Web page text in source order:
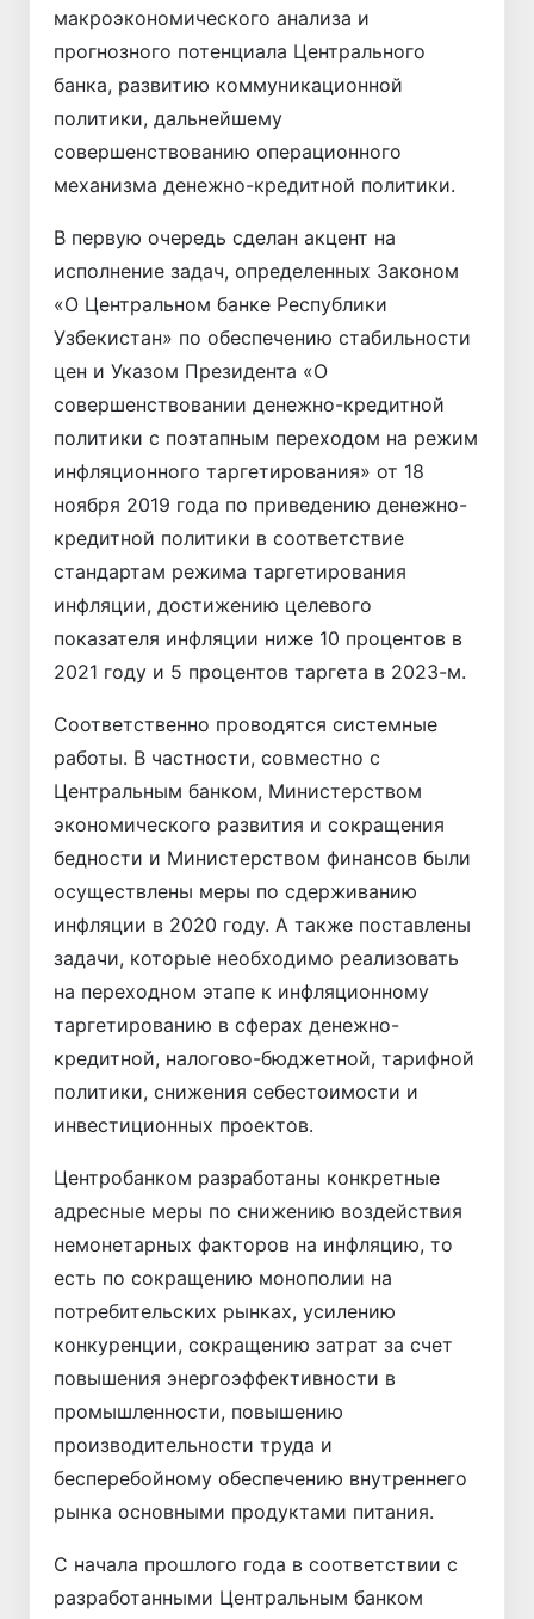
макроэкономического анализа и
прогнозного потенциала Центрального
банка, развитию коммуникационной
политики, дальнейшему
совершенствованию операционного
механизма денежно-кредитной политики.
В первую очередь сделан акцент на
исполнение задач, определенных Законом
«О Центральном банке Респуб­лики
Узбекистан» по обеспечению стабильности
цен и Указом Президента «О
совершенствовании денежно-кредитной
политики с поэтапным переходом на режим
инфляционного таргетирования» от 18
ноября 2019 года по приведению денежно-
кредитной политики в соответствие
стандартам режима таргетирования
инфляции, достижению целевого
показателя инфляции ниже 10 процентов в
2021 году и 5 процентов таргета в 2023-м.
Соответственно проводятся системные
работы. В частности, совместно с
Центральным банком, Министерством
экономического развития и сокращения
бедности и Министерством финансов были
осуществлены меры по сдерживанию
инфляции в 2020 году. А также поставлены
задачи, которые необходимо реализовать
на переходном этапе к инфляционному
таргетированию в сферах денежно-
кредитной, налогово-бюджетной, тарифной
политики, снижения себестоимости и
инвестиционных проектов.
Центробанком разработаны конкретные
адресные меры по снижению воздействия
немонетарных факторов на инфляцию, то
есть по сокращению монополии на
потребительских рынках, усилению
конкуренции, сокращению затрат за счет
повышения энергоэффективности в
промышленности, повышению
производительности труда и
бесперебойному обеспечению внут­реннего
рынка основными продуктами питания.
С начала прошлого года в соответствии с
разработанными Центральным банком